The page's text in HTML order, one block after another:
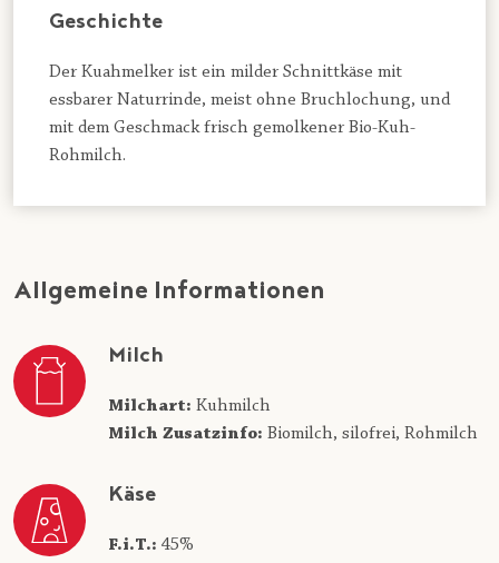
Geschichte
Der Kuahmelker ist ein milder Schnittkäse mit
essbarer Naturrinde, meist ohne Bruchlochung, und
mit dem Geschmack frisch gemolkener Bio-Kuh-
Rohmilch.
Allgemeine Informationen
Milch
Milchart: Kuhmilch
Milch Zusatzinfo: Biomilch, silofrei, Rohmilch
Käse
F.i.T.: 45%